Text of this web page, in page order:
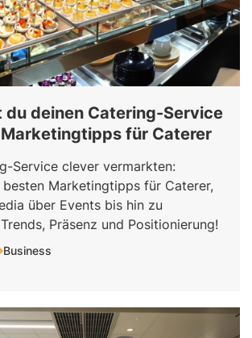
du deinen Catering-Service
für Caterer
Service clever vermarkten:
Marketingtipps für Caterer,
über Events bis hin zu
Präsenz und Positionierung!
Business